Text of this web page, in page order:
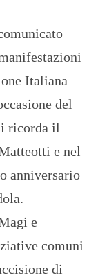
Italiana
del
ricorda il
e nel
anniversario
e
comuni
di